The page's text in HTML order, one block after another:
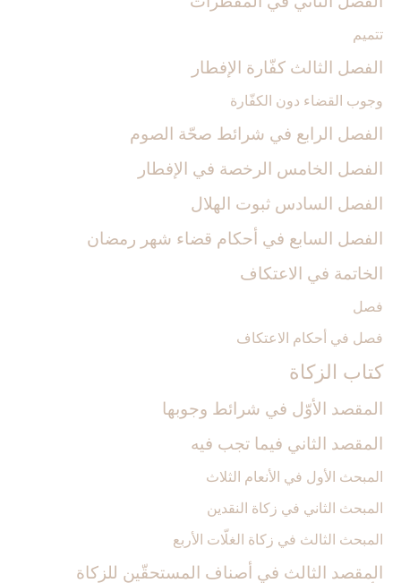
تتميم
الفصل الثالث كفّارة الإفطار
وجوب القضاء دون الكفّارة
الفصل الرابع في شرائط صحّة الصوم
الفصل الخامس الرخصة في الإفطار
الفصل السادس ثبوت الهلال‏
الفصل السابع في أحكام قضاء شهر رمضان
الخاتمة في الاعتكاف
فصل
فصل في أحكام الاعتكاف
كتاب الزكاة
المقصد الأوّل ‏في شرائط وجوبها
المقصد الثاني فيما تجب فيه‏
المبحث الأول في الأنعام الثلاث
المبحث الثاني في زكاة النقدين‏
المبحث الثالث في زكاة الغلّات الأربع
المقصد الثالث في أصناف المستحقّين للزكاة